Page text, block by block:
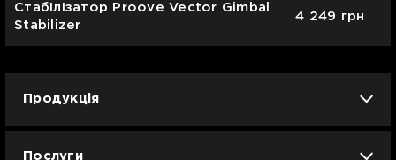
Стабілізатор Proove Vector Gimbal
Stabilizer
4 249 грн
Продукція
Послуги